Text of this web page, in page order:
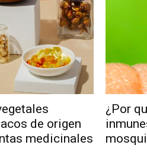
de origen
medicinales
¿Por